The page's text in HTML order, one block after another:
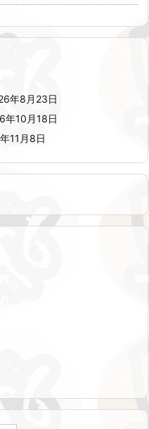
年8月23日
年10月18日
11月8日